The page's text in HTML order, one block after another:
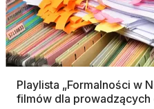
Playlista „Formalności w
filmów dla prowadzących